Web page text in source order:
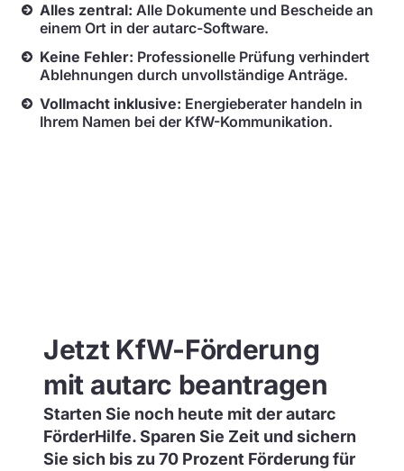
Alles zentral: Alle Dokumente und Bescheide an
einem Ort in der autarc-Software.
Keine Fehler: Professionelle Prüfung verhindert
Ablehnungen durch unvollständige Anträge.
Vollmacht inklusive: Energieberater handeln in
Ihrem Namen bei der KfW-Kommunikation.
Jetzt KfW-Förderung
mit autarc beantragen
Starten Sie noch heute mit der autarc
FörderHilfe. Sparen Sie Zeit und sichern
Sie sich bis zu 70 Prozent Förderung für